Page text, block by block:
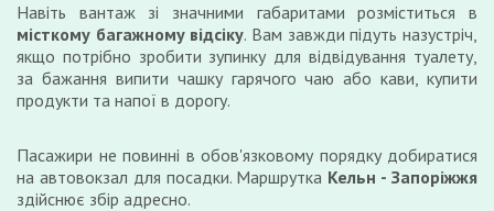
Навіть вантаж зі значними габаритами розміститься в
місткому багажному відсіку. Вам завжди підуть назустріч,
якщо потрібно зробити зупинку для відвідування туалету,
за бажання випити чашку гарячого чаю або кави, купити
продукти та напої в дорогу.
Пасажири не повинні в обов'язковому порядку добиратися
на автовокзал для посадки. Маршрутка Кельн - Запоріжжя
здійснює збір адресно.